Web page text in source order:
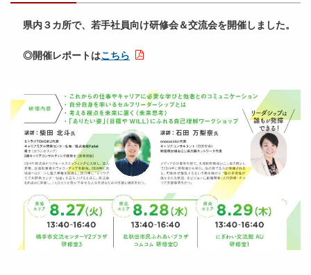
県内３カ所で、若手社員向け研修会＆交流会を開催しました。
◎開催レポートはこちら